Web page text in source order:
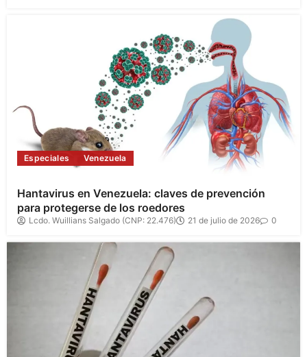
Especiales Venezuela
Hantavirus en Venezuela: claves de prevención
para protegerse de los roedores
Lcdo. Wuillians Salgado (CNP: 22.476) 21 de julio de 2026 0